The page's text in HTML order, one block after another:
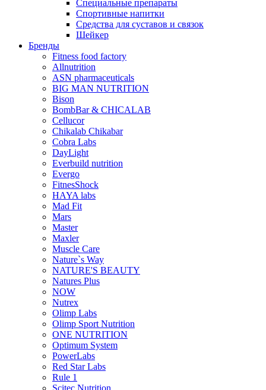
Специальные препараты
Спортивные напитки
Средства для суставов и связок
Шейкер
Бренды
Fitness food factory
Allnutrition
ASN pharmaceuticals
BIG MAN NUTRITION
Bison
BombBar & CHICALAB
Cellucor
Chikalab Chikabar
Cobra Labs
DayLight
Everbuild nutrition
Evergo
FitnesShock
HAYA labs
Mad Fit
Mars
Master
Maxler
Muscle Care
Nature`s Way
NATURE'S BEAUTY
Natures Plus
NOW
Nutrex
Olimp Labs
Olimp Sport Nutrition
ONE NUTRITION
Optimum System
PowerLabs
Red Star Labs
Rule 1
Scitec Nutrition